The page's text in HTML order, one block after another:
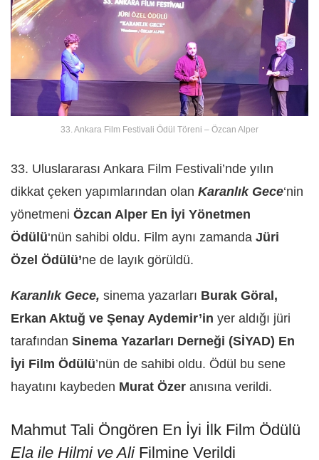
33. Ankara Film Festivali Ödül Töreni – Özcan Alper
33. Uluslararası Ankara Film Festivali’nde yılın
dikkat çeken yapımlarından olan Karanlık Gece‘nin
yönetmeni Özcan Alper En İyi Yönetmen
Ödülü‘nün sahibi oldu. Film aynı zamanda Jüri
Özel Ödülü’ne de layık görüldü.
Karanlık Gece, sinema yazarları Burak Göral,
Erkan Aktuğ ve Şenay Aydemir’in yer aldığı jüri
tarafından Sinema Yazarları Derneği (SİYAD) En
İyi Film Ödülü’nün de sahibi oldu. Ödül bu sene
hayatını kaybeden Murat Özer anısına verildi.
Mahmut Tali Öngören En İyi İlk Film Ödülü
Ela ile Hilmi ve Ali Filmine Verildi